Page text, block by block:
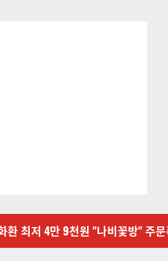
환 최저 4만 9천원 "나비꽃방" 주